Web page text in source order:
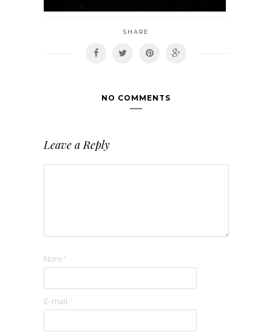
SHARE
NO COMMENTS
Leave a Reply
Nom *
E-mail *